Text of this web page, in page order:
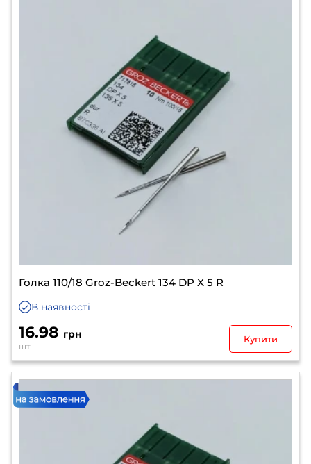
Голка 110/18 Groz-Beckert 134 DP X 5 R
В наявності
16.98 грн
шт
Купити